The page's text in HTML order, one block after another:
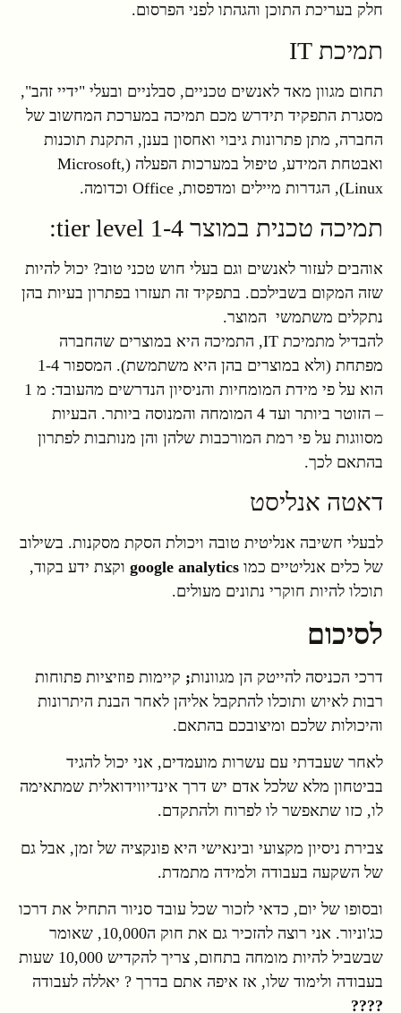
חלק בעריכת התוכן והגהתו לפני הפרסום.
תמיכת IT
תחום מגוון מאד לאנשים טכניים, סבלניים ובעלי "ידיי זהב",
מסגרת התפקיד תידרש מכם תמיכה במערכת המחשוב של
החברה, מתן פתרונות גיבוי ואחסון בענן, התקנת תוכנות
ואבטחת המידע, טיפול במערכות הפעלה (Microsoft,
Linux), הגדרות מיילים ומדפסות, Office וכדומה.
תמיכה טכנית במוצר tier level 1-4:
אוהבים לעזור לאנשים וגם בעלי חוש טכני טוב? יכול להיות
שזה המקום בשבילכם. בתפקיד זה תעזרו בפתרון בעיות בהן
נתקלים משתמשי המוצר.
להבדיל מתמיכת IT, התמיכה היא במוצרים שהחברה
מפתחת (ולא במוצרים בהן היא משתמשת). המספור 1-4
הוא על פי מידת המומחיות והניסיון הנדרשים מהעובד: מ 1
– הזוטר ביותר ועד 4 המומחה והמנוסה ביותר. הבעיות
מסווגות על פי רמת המורכבות שלהן והן מנותבות לפתרון
בהתאם לכך.
דאטה אנליסט
לבעלי חשיבה אנליטית טובה ויכולת הסקת מסקנות. בשילוב
של כלים אנליטיים כמו google analytics וקצת ידע בקוד,
תוכלו להיות חוקרי נתונים מעולים.
לסיכום
דרכי הכניסה להייטק הן מגוונות; קיימות פוזיציות פתוחות
רבות לאיוש ותוכלו להתקבל אליהן לאחר הבנת היתרונות
והיכולות שלכם ומיצובכם בהתאם.
לאחר שעבדתי עם עשרות מועמדים, אני יכול להגיד
בביטחון מלא שלכל אדם יש דרך אינדיווידואלית שמתאימה
לו, כזו שתאפשר לו לפרוח ולהתקדם.
צבירת ניסיון מקצועי ובינאישי היא פונקציה של זמן, אבל גם
של השקעה בעבודה ולמידה מתמדת.
ובסופו של יום, כדאי לזכור שכל עובד סניור התחיל את דרכו
כג'וניור. אני רוצה להזכיר גם את חוק ה10,000, שאומר
שבשביל להיות מומחה בתחום, צריך להקדיש 10,000 שעות
בעבודה ולימוד שלו, אז איפה אתם בדרך ? יאללה לעבודה
????